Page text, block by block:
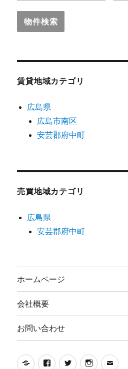
賃貸地域カテゴリ
広島県
広島市南区
安芸郡府中町
売買地域カテゴリ
広島県
安芸郡府中町
ホームページ
会社概要
お問い合わせ
Yelp Facebook
TwitterInstagram
メ